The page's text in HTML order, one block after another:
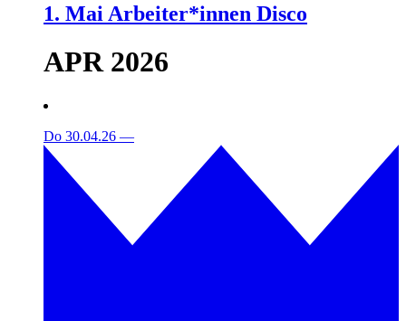
1. Mai Arbeiter*innen Disco
APR 2026
Do 30.04.26 —